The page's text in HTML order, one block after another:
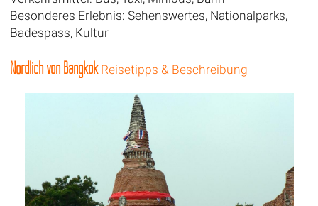
Besonderes Erlebnis: Sehenswertes, Nationalparks,
Badespass, Kultur
Nördlich von Bangkok Reisetipps & Beschreibung